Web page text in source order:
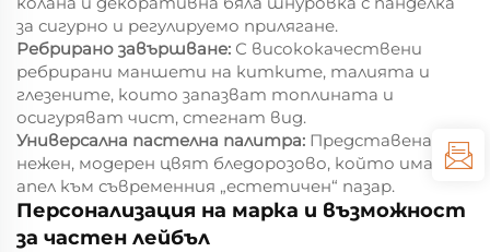
за сигурно и регулируемо прилягане.
Ребрирано завършване: С висококачествени
ребрирани маншети на китките, талията и
глезените, които запазват топлината и
осигуряват чист, стегнат вид.
Универсална пастелна палитра: Представена в
нежен, модерен цвят бледорозово, който има
апел към съвременния „естетичен“ пазар.
Персонализация на марка и възможност
за частен лейбъл